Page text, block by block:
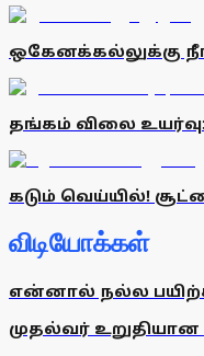
ஒகேனக்கல்லுக்கு
தங்கம் விலை
கடும் வெய்யில்!
விடியோக்கள்
என்னால் நல்ல
முதல்வர் உறுதியான